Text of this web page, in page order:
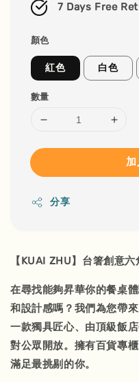
7 Days Free
顏色
紅色 白色
數量
分享
【KUAI ZHU】台箸創意
在尋找能夠昇華你的餐桌
和設計感嗎？我們為您帶
一款獨具匠心、由頂級飯
對公眾開放。擁有百貨專
滿足最挑剔的你。